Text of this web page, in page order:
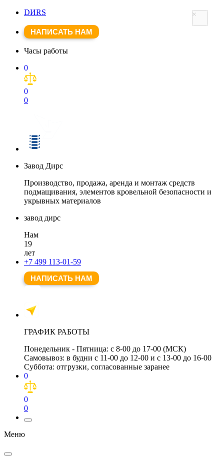
DИRS
НАПИСАТЬ НАМ
Часы работы
0
0
0
Завод Дирс
Производство, продажа, аренда и монтаж средств
подмащивания, элементов кровельной безопасности и
укрывных материалов
завод дирс
Нам
19
лет
+7 499 113-01-59
НАПИСАТЬ НАМ
ГРАФИК РАБОТЫ
Понедельник - Пятница: с 8-00 до 17-00 (МСК)
Самовывоз: в будни с 11-00 до 12-00 и с 13-00 до 16-00
Суббота: отгрузки, согласованные заранее
0
0
0
Меню
×